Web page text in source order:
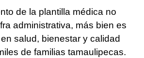
de la plantilla médica no
administrativa, más bien es
salud, bienestar y calidad
de familias tamaulipecas.